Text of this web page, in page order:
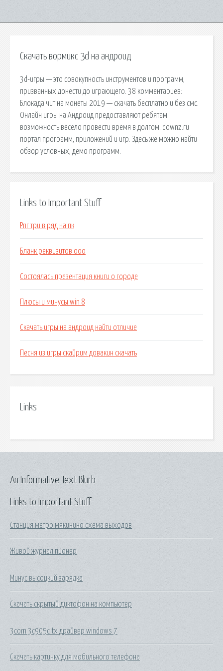
Скачать вормикс 3d на андроид
3d-игры — это совокупность инструментов и программ,
призванных донести до играющего. 38 комментариев:
Блокада чит на монеты 2019 — скачать бесплатно и без смс.
Онлайн игры на Андроид предоставляют ребятам
возможность весело провести время в долгом. downz.ru
портал программ, приложений и игр. Здесь же можно найти
обзор условных, демо программ.
Links to Important Stuff
Рпг три в ряд на пк
Бланк реквизитов ооо
Состоялась презентация книги о городе
Плюсы и минусы win 8
Скачать игры на андроид найти отличие
Песня из игры скайрим довакин скачать
Links
Links to Important Stuff
Станция метро мякинино схема выходов
Живой журнал пионер
Минус высоцкий зарядка
Скачать скрытый диктофон на компьютер
3com 3c905c tx драйвер windows 7
Скачать картинку для мобильного телефона
An Informative Text Blurb